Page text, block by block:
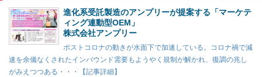
進化系受託製造のアンプリーが提案する「マーケテ
ィング連動型OEM」
株式会社アンプリー
ポストコロナの動きが水面下で加速している。コロナ禍で減
速を余儀なくされたインバウンド需要もようやく規制が解かれ、復調の兆し
がみえつつある・・・【記事詳細】